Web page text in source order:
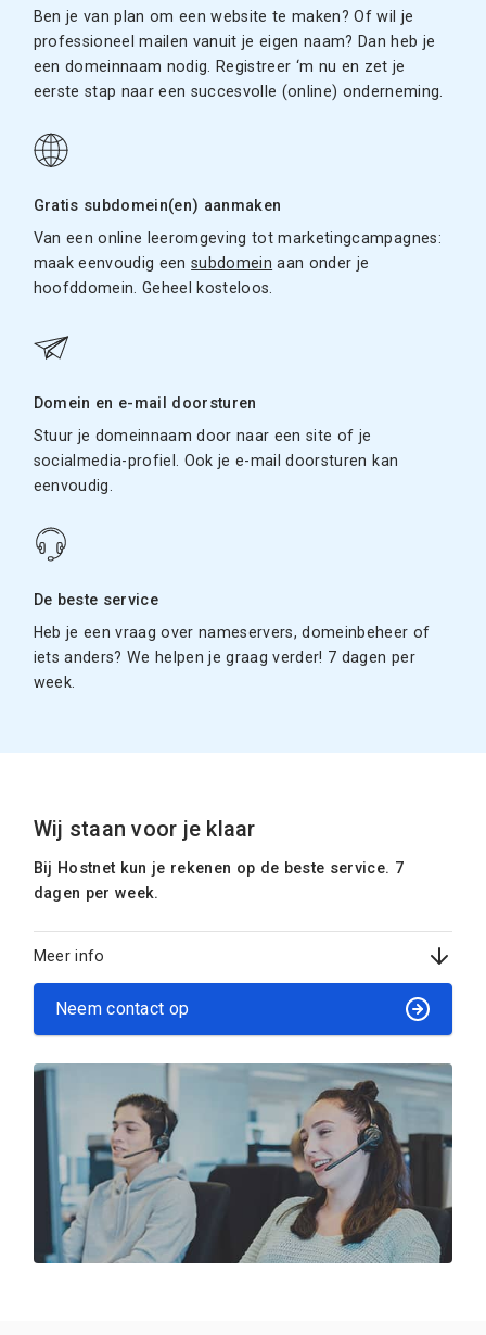
Ben je van plan om een website te maken? Of wil je
professioneel mailen vanuit je eigen naam? Dan heb je
een domeinnaam nodig. Registreer ‘m nu en zet je
eerste stap naar een succesvolle (online) onderneming.
Gratis subdomein(en) aanmaken
Van een online leeromgeving tot marketingcampagnes:
maak eenvoudig eensubdomein aan onder je
hoofddomein. Geheel kosteloos.
Domein en e-mail doorsturen
Stuur je domeinnaam door naar een site of je
socialmedia-profiel. Ook je e-mail doorsturen kan
eenvoudig.
De beste service
Heb je een vraag over nameservers, domeinbeheer of
iets anders? We helpen je graag verder! 7 dagen per
week.
Wij staan voor je klaar
Bij Hostnet kun je rekenen op de beste service. 7
dagen per week.
Meer info
Neem contact op